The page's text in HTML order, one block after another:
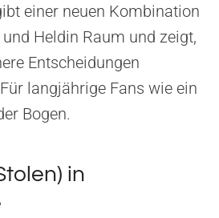
einer neuen Kombination
Heldin Raum und zeigt,
Entscheidungen
langjährige Fans wie ein
Bogen.
in